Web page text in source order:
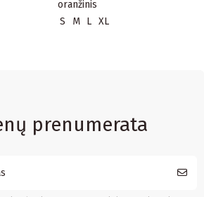
oranžinis
S M L XL
prenumerata